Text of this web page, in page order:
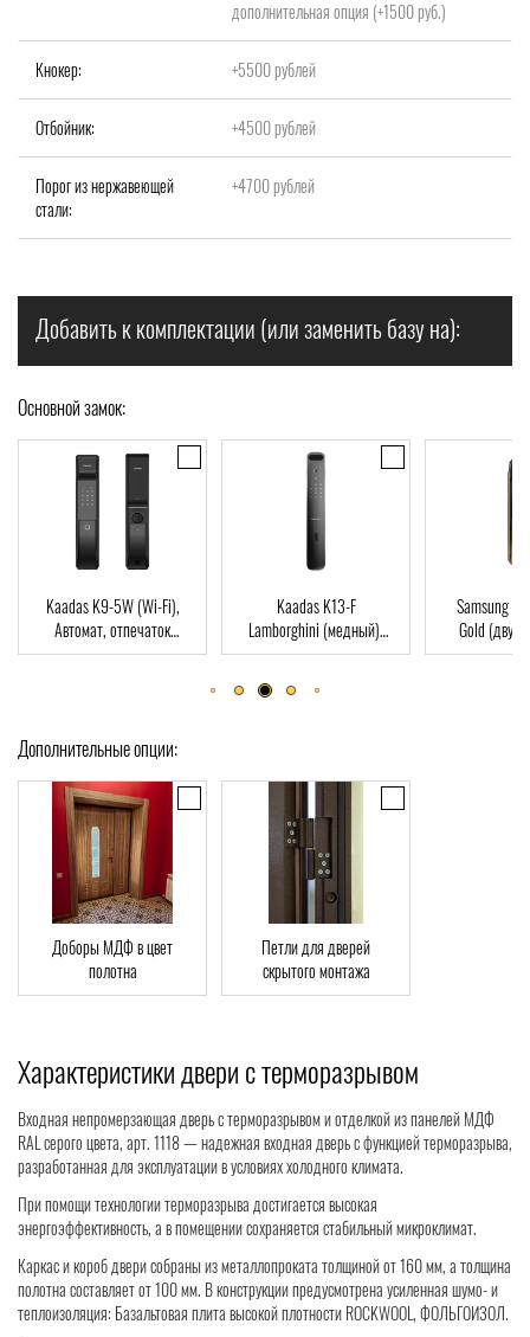
дополнительная опция (+1500 руб.)
Кнокер: +5500 рублей
Отбойник: +4500 рублей
Порог из нержавеющей
стали:
+4700 рублей
Добавить к комплектации (или заменить базу на):
Основной замок:
Kaadas K9-5W (Wi-Fi),
Автомат, отпечаток
Wi-Fi, RFID-Card
Kaadas K13-F
Lamborghini (медный),
Автомат, Face-ID,
отпечаток пальца, RFID-
Card
Samsung SHP-
Gold
врезная часть),
Дополнительные опции:
Доборы МДФ в цвет
полотна
Петли для дверей
скрытого монтажа
Характеристики двери с терморазрывом
Входная непромерзающая дверь с терморазрывом и отделкой из панелей МДФ
RAL серого цвета, арт. 1118 — надежная входная дверь с функцией терморазрыва,
разработанная для эксплуатации в условиях холодного климата.
При помощи технологии терморазрыва достигается высокая
энергоэффективность, а в помещении сохраняется стабильный микроклимат.
Каркас и короб двери собраны из металлопроката толщиной от 160 мм, а толщина
полотна составляет от 100 мм. В конструкции предусмотрена усиленная шумо- и
теплоизоляция: Базальтовая плита высокой плотности ROCKWOOL, ФОЛЬГОИЗОЛ.